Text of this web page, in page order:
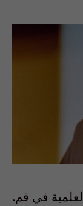
في قم.